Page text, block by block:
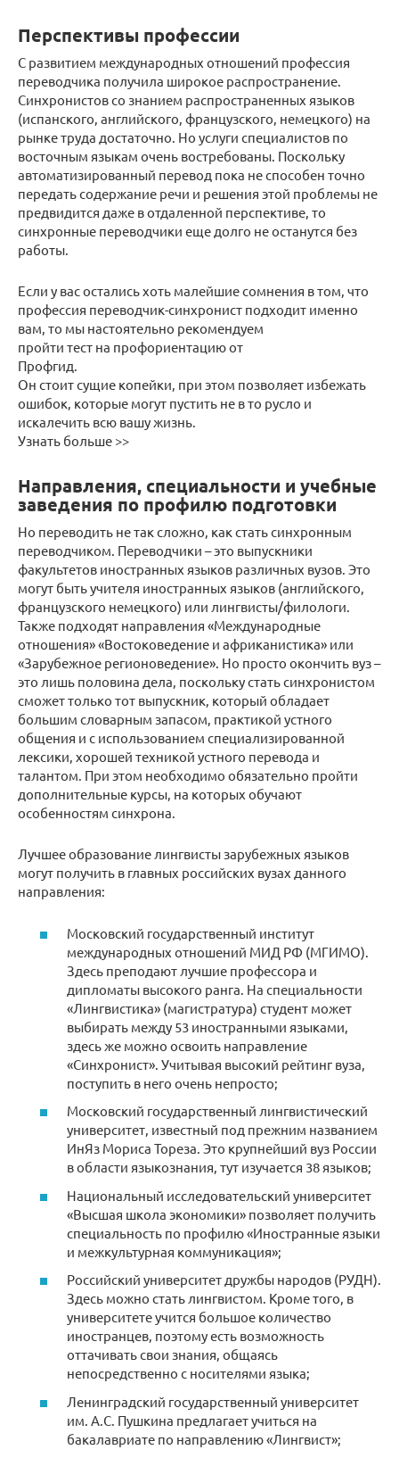
Перспективы профессии
С развитием международных отношений профессия
переводчика получила широкое распространение.
Синхронистов со знанием распространенных языков
(испанского, английского, французского, немецкого) на
рынке труда достаточно. Но услуги специалистов по
восточным языкам очень востребованы. Поскольку
автоматизированный перевод пока не способен точно
передать содержание речи и решения этой проблемы не
предвидится даже в отдаленной перспективе, то
синхронные переводчики еще долго не останутся без
работы.
Если у вас остались хоть малейшие сомнения в том, что
профессия переводчик-синхронист подходит именно
вам, то мы настоятельно рекомендуем
пройти тест на профориентацию от
Профгид.
Он стоит сущие копейки, при этом позволяет избежать
ошибок, которые могут пустить не в то русло и
искалечить всю вашу жизнь.
Узнать больше >>
Направления, специальности и учебные
заведения по профилю подготовки
Но переводить не так сложно, как стать синхронным
переводчиком. Переводчики – это выпускники
факультетов иностранных языков различных вузов. Это
могут быть учителя иностранных языков (английского,
французского немецкого) или лингвисты/филологи.
Также подходят направления «Международные
отношения» «Востоковедение и африканистика» или
«Зарубежное регионоведение». Но просто окончить вуз –
это лишь половина дела, поскольку стать синхронистом
сможет только тот выпускник, который обладает
большим словарным запасом, практикой устного
общения и с использованием специализированной
лексики, хорошей техникой устного перевода и
талантом. При этом необходимо обязательно пройти
дополнительные курсы, на которых обучают
особенностям синхрона.
Лучшее образование лингвисты зарубежных языков
могут получить в главных российских вузах данного
направления:
Московский государственный институт
международных отношений МИД РФ (МГИМО).
Здесь преподают лучшие профессора и
дипломаты высокого ранга. На специальности
«Лингвистика» (магистратура) студент может
выбирать между 53 иностранными языками,
здесь же можно освоить направление
«Синхронист». Учитывая высокий рейтинг вуза,
поступить в него очень непросто;
Московский государственный лингвистический
университет, известный под прежним названием
ИнЯз Мориса Тореза. Это крупнейший вуз России
в области языкознания, тут изучается 38 языков;
Национальный исследовательский университет
«Высшая школа экономики» позволяет получить
специальность по профилю «Иностранные языки
и межкультурная коммуникация»;
Российский университет дружбы народов (РУДН).
Здесь можно стать лингвистом. Кроме того, в
университете учится большое количество
иностранцев, поэтому есть возможность
оттачивать свои знания, общаясь
непосредственно с носителями языка;
Ленинградский государственный университет
им. А.С. Пушкина предлагает учиться на
бакалавриате по направлению «Лингвист»;